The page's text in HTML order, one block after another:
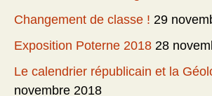
Changement de classe ! 29
Exposition Poterne 2018 28
Le calendrier républicain et la
novembre 2018